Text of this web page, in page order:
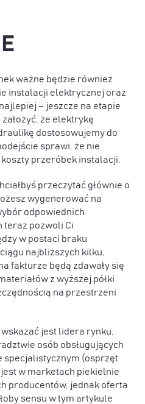
ważne będzie również
instalacji elektrycznej oraz
– jeszcze na etapie
że elektrykę
dostosowujemy do
sprawi, że nie
przeróbek instalacji.
przeczytać głównie o
wygenerować na
odpowiednich
teraz pozwoli Ci
w postaci braku
najbliższych kilku,
fakturze będą zdawały się
z wyższej półki
na przestrzeni
jest lidera rynku,
osób obsługujących
specjalistycznym (osprzęt
w marketach piekielnie
producentów, jednak oferta
sensu w tym artykule